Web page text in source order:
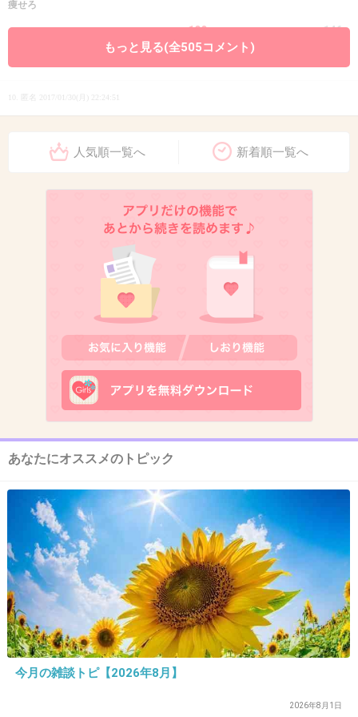
痩せろ
+109 -146
10. 匿名 2017/01/30(月) 22:24:51
2017/01/30(月) 22:24:54
田園都市線きらってるよねw
2017/01/30(月) 22:25:07
マツコが歩けばそうとうぶつかるだろうね
吹っ飛ぶか
13. 匿名2017/01/30(月) 22:25:23
口を慎んだ方がいい
+100 -158
14. 匿名 2017/01/30(月) 22:25:27
東京都民じゃないから全く分からん
-37
もっと見る(全505コメント)
人気順一覧へ 新着順一覧へ
あなたにオススメのトピック
今月の雑談トピ【2026年8月】
2026年8月1日